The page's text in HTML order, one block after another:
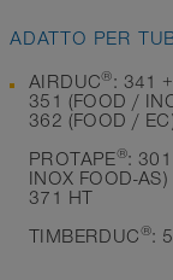
ADATTO PER
AIRDUC®: 341
351 (FOOD /
362 (FOOD /
PROTAPE®:
INOX FOOD-
371 HT
TIMBERDUC®: